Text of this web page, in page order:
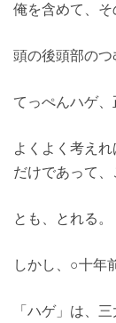
俺を含めて、そ
頭の後頭部のつ
てっぺんハゲ、
よくよく考え
だけであって、
とも、とれる。
しかし、○十年
「ハゲ」は、